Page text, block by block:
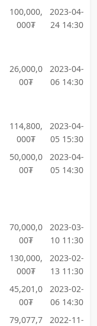
100,000,
000₮
2023-04-
24 14:30
26,000,0
00₮
2023-04-
06 14:30
114,800,
000₮
2023-04-
05 15:30
50,000,0
00₮
2023-04-
05 14:30
70,000,0
00₮
2023-03-
10 11:30
130,000,
000₮
2023-02-
13 11:30
45,201,0
00₮
2023-02-
06 14:30
79,077,7
2022-11-